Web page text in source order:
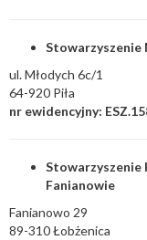
Stowarzyszenie
ul. Młodych 6c/1
64-920 Piła
nr ewidencyjny:
Stowarzyszenie
Fanianowie
Fanianowo 29
89-310 Łobżenica